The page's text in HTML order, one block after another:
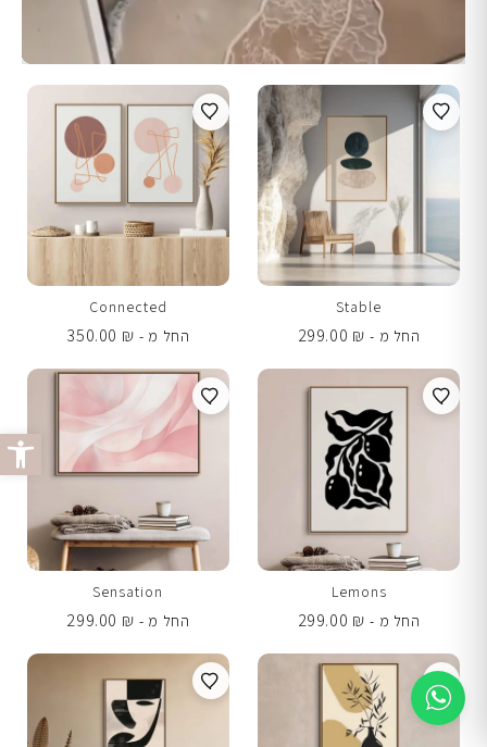
פתח
Stable
החל מ -
299.00 ₪
Connected
החל מ -
350.00 ₪
Lemons
החל מ -
299.00 ₪
Sensation
החל מ -
299.00 ₪